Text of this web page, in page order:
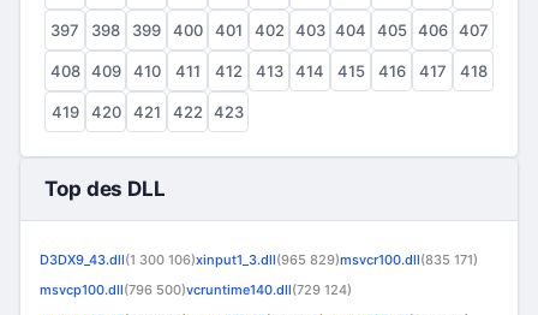
397 398 399 400 401 402 403 404 405 406 407
408 409 410 411 412 413 414 415 416 417 418
419 420 421 422 423
Top des DLL
D3DX9_43.dll(1 300 106)xinput1_3.dll(965 829)msvcr100.dll(835 171)
msvcp100.dll(796 500)vcruntime140.dll(729 124)